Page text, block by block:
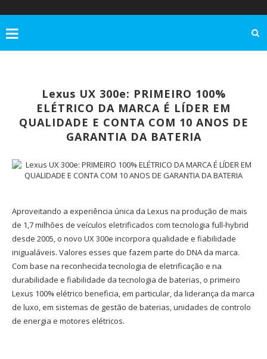
Lexus UX 300e: PRIMEIRO 100%
ELÉTRICO DA MARCA É LÍDER EM
QUALIDADE E CONTA COM 10 ANOS DE
GARANTIA DA BATERIA
Aproveitando a experiência única da Lexus na produção de mais
de 1,7 milhões de veículos eletrificados com tecnologia full-hybrid
desde 2005, o novo UX 300e incorpora qualidade e fiabilidade
inigualáveis. Valores esses que fazem parte do DNA da marca.
Com base na reconhecida tecnologia de eletrificação e na
durabilidade e fiabilidade da tecnologia de baterias, o primeiro
Lexus 100% elétrico beneficia, em particular, da liderança da marca
de luxo, em sistemas de gestão de baterias, unidades de controlo
de energia e motores elétricos.